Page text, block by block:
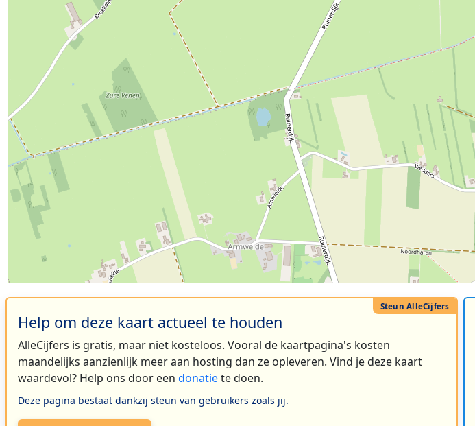
Help om deze kaart actueel te houden
AlleCijfers is gratis, maar niet kosteloos. Vooral de kaartpagina's kosten
maandelijks aanzienlijk meer aan hosting dan ze opleveren. Vind je deze kaart
waardevol? Help ons door een donatiete doen.
Deze pagina bestaat dankzij steun van gebruikers zoals jij.